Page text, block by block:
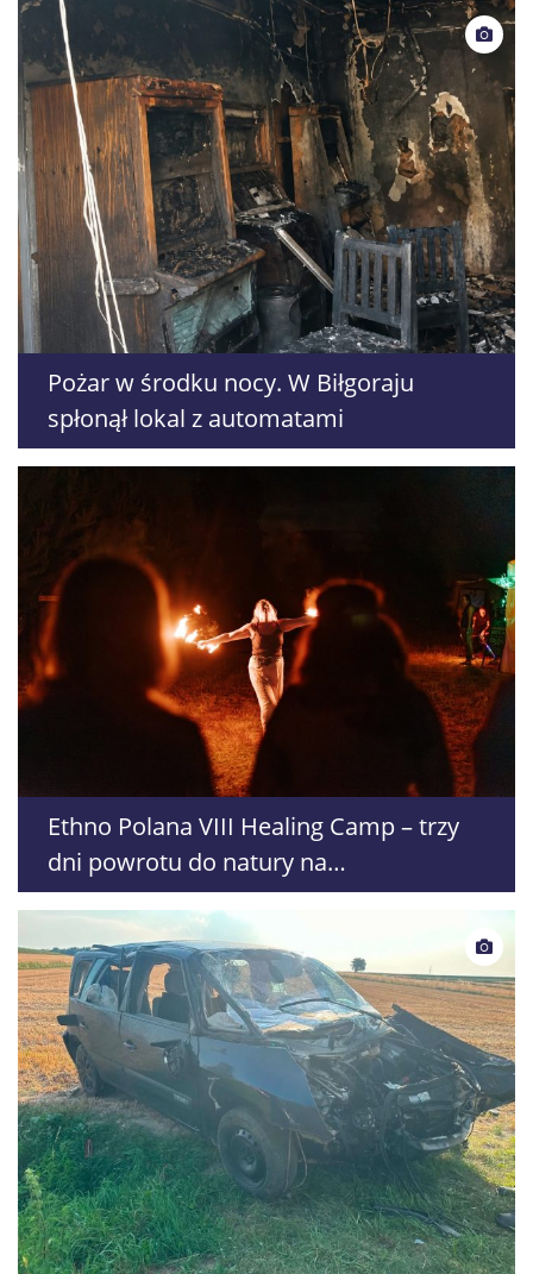
Pożar w środku nocy. W Biłgoraju
spłonął lokal z automatami
Ethno Polana VIII Healing Camp – trzy
dni powrotu do natury na
Lubelszczyźnie